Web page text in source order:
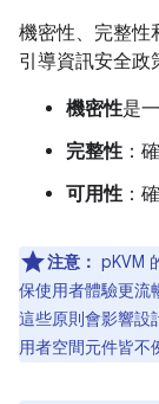
機密性、完整性
引導資訊安全政
機密性是
完整性：
可用性：
注意： pKVM
保使用者體驗更流
這些原則會影響設
用者空間元件皆不